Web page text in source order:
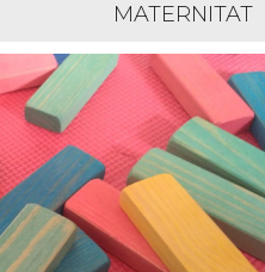
MATERNITAT